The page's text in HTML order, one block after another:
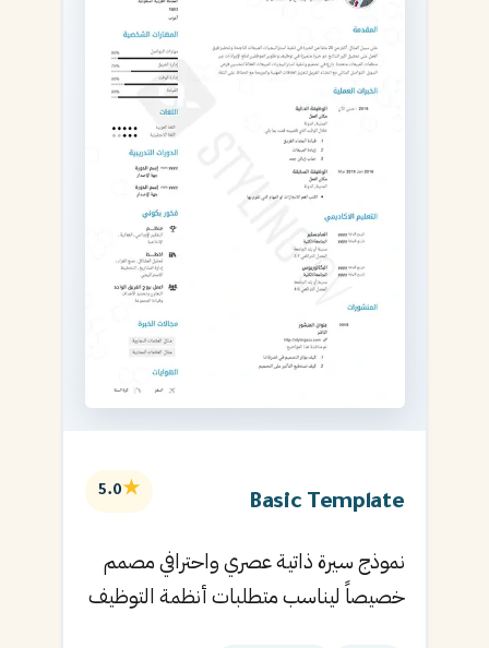
Basic Template
★
5.0
نموذج سيرة ذاتية عصري واحترافي مصمم
خصيصاً ليناسب متطلبات أنظمة التوظيف